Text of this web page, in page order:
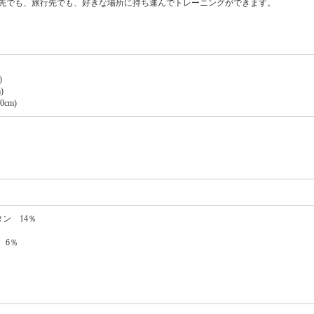
も、旅行先でも、好きな場所に持ち運んでトレーニングができます。
ン 14％
6％